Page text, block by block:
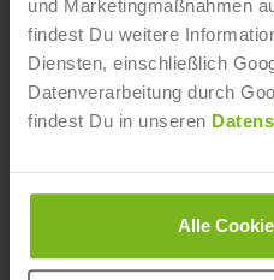
und Marketingmaßnahmen
findest Du weitere
Diensten, einschließlich
Datenverarbeitung durch
findest Du in unseren
Alle
Leistungssport und
diszipliniert arbeitet und
Seite hat. So wie ich das
Sportkarriere? Dann
"Leistungssportler"
an.
Sportmanagement-
Studiengängen findest Du